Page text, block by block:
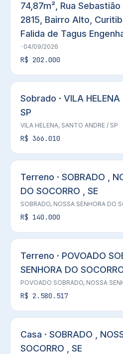
74,87m², Rua
2815, Bairro Alto,
Falida de Tagus
· 04/09/2026
R$ 202.000
Sobrado · VILA HELENA
SP
VILA HELENA, SANTO ANDRE / SP
R$ 366.010
Terreno · SOBRADO ,
DO SOCORRO , SE
SOBRADO, NOSSA SENHORA DO
R$ 140.000
Terreno · POVOADO
SENHORA DO
POVOADO SOBRADO, NOSSA
R$ 2.580.517
Casa · SOBRADO ,
SOCORRO , SE